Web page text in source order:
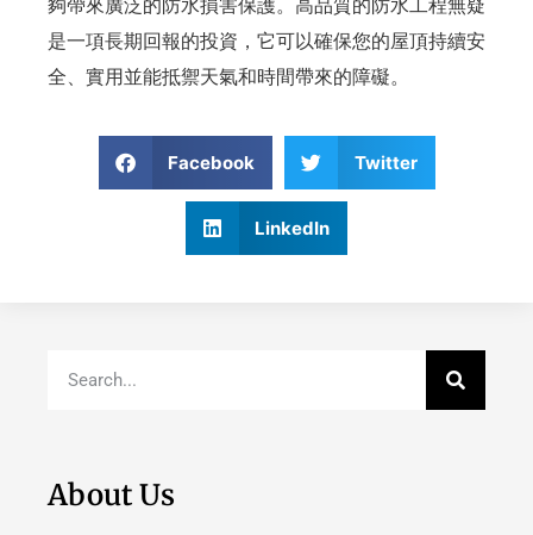
夠帶來廣泛的防水損害保護。高品質的防水工程無疑
是一項長期回報的投資，它可以確保您的屋頂持續安
全、實用並能抵禦天氣和時間帶來的障礙。
Facebook Twitter
LinkedIn
About Us